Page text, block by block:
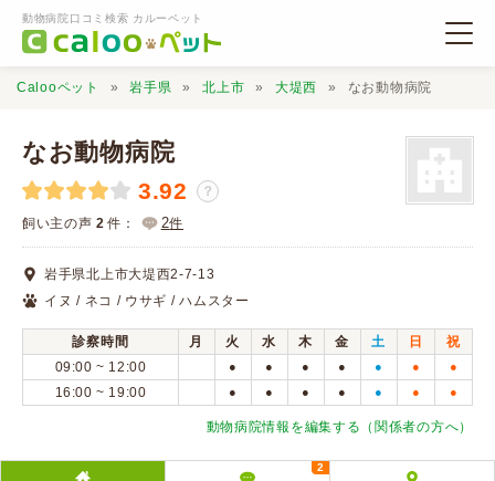
動物病院口コミ検索 カルーペット
動物病院検索
口コミ検索
Calooペットとは？
Calooペット 岩手県 北上市 大堤西 なお動物病院
なお動物病院
3.92 ？
飼い主の声 2 件： 2件
岩手県北上市大堤西2-7-13
イヌ / ネコ / ウサギ / ハムスター
診察時間 月 火 水 木 金 土 日
祝
09:00 ~ 12:00
● ● ● ● ● ● ●
16:00 ~ 19:00 ● ● ● ● ● ● ●
動物病院情報を編集する（関係者の方へ）
2